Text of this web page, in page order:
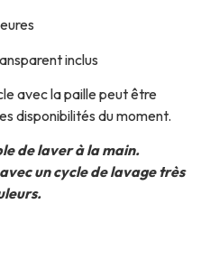
inclus
avec la paille peut être
disponibilités du moment.
de laver à la main.
un cycle de lavage très